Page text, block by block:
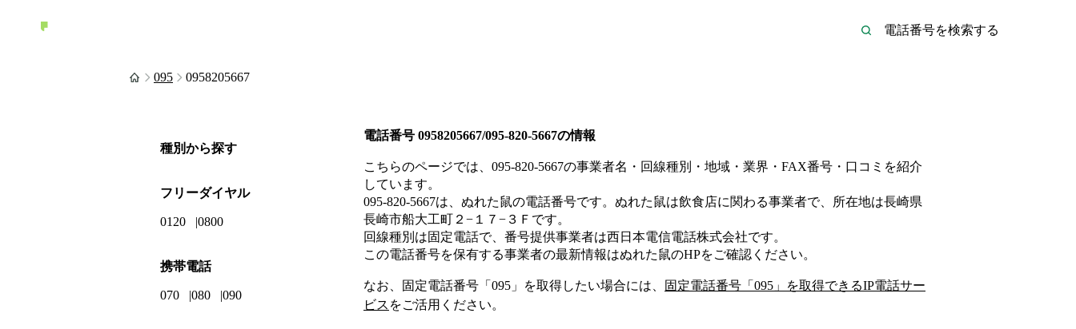
095 0958205667
電話番号 0958205667/095-820-5667の情報
こちらのページでは、 095-820-5667の事業者名・回線種別・地域・業界・FAX番号・口コミを紹介
しています。
095-820-5667は、 ぬれた鼠の電話番号です。 ぬれた鼠は飲食店に関わる事業者で、所在地は長崎県
長崎市船大工町２−１７−３Ｆ です。
回線種別は固定電話で、番号提供事業者は西日本電信電話株式会社です。
この電話番号を保有する事業者の最新情報はぬれた鼠のHPをご確認ください。
なお、固定電話番号「 095 」を取得したい場合には、 固定電話番号「 095 」を取得できるIP電話サー
ビス をご活用ください。
種別から探す
フリーダイヤル
0120 0800
携帯電話
070 080 090